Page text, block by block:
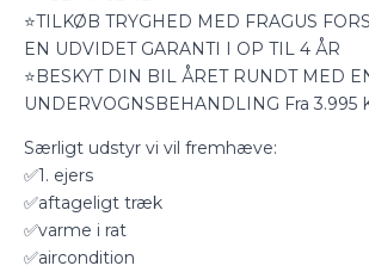
⭐TILKØB TRYGHED MED FRAGUS
EN UDVIDET GARANTI I OP TIL 4 ÅR
⭐BESKYT DIN BIL ÅRET RUNDT MED
UNDERVOGNSBEHANDLING Fra 3.995
Særligt udstyr vi vil fremhæve:
✅1. ejers
✅aftageligt træk
✅varme i rat
✅aircondition